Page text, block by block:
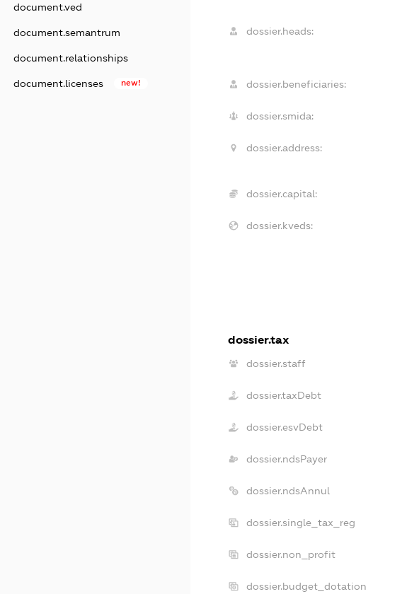
document.ved
document.semantrum
document.relationships
document.licenses new!
dossier.heads:
dossier.beneficiaries:
dossier.smida:
dossier.address:
dossier.capital:
dossier.kveds:
dossier.tax
dossier.staff
dossier.taxDebt
dossier.esvDebt
dossier.ndsPayer
dossier.ndsAnnul
dossier.single_tax_reg
dossier.non_profit
dossier.budget_dotation